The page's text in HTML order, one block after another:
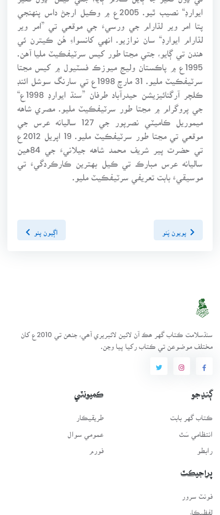
ايوارڊ“ نصيب ٿيو. 2005ع ۾ وڪيل ارجڻ داس پنهنجي
پتا امر وير لڌارام جي ورسيءَ جي موقعي تي ”امر وير
لڌارام ايوارڊ“ سان نوازيو. انهي کانسواءِ هُن ڪيترن ئي
هندن تي ڳايو، جتي مڃتا طور کيس سرٽيفڪيٽ مليا آهن.
1995ع ۾ پاڪستان وليج ميوزڪ فسٽيول ۾ کيس مڃتا
سرٽيفڪيٽ مليو. 31 مارچ 1998ع تي سارنگ سوشل ائنڊ
ڪلچر آرگنائيزيشن حيدرآباد طرفان ”سنڌ ايوارڊ 1998ع“
جي پروگرام ۾ مڃتا طور سرٽيفڪيٽ مليو. مصري شاهه
ميموريل ڪاميٽي نصرپور جي 127 ساليانه عرس جي
ساليانه عرس مبارڪ تي ڪيل بهترين ڪارڪردگيءَ تي
موسيقيءَ بابت تعريفي سرٽيفڪيٽ مليو.
پويون پَنو اڳيون پنو
سنڌسلامت ڪتاب گهر ھڪ آن لائين لائبريري آھي، جنھن تي 2010ع کان
مختلف موضوعن تي ڪتاب رکيا پيا وڃن.
ڳنڍجو
ڪتاب گهر بابت
انتظامي سَٿ
رابطو
ڪميونٽي
طريقيڪار
عمومي سوال
فورم
پراجيڪٽ
لفظيڪار